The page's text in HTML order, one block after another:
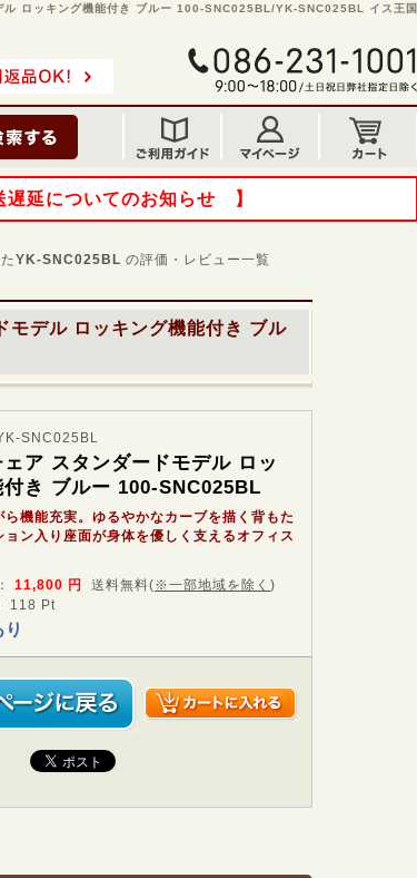
ル ロッキング機能付き ブルー 100-SNC025BL/YK-SNC025BL イス王国
延についてのお知らせ 】
YK-SNC025BL の評価・レビュー一覧
モデル ロッキング機能付き ブル
SNC025BL
ア スタンダードモデル ロッ
付き ブルー 100-SNC025BL
ら機能充実。ゆるやかなカーブを描く背もた
ョン入り座面が身体を優しく支えるオフィス
： 11,800 円 送料無料(※一部地域を除く )
118 Pt